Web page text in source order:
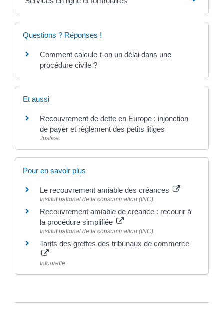
Questions ? Réponses !
Comment calcule-t-on un délai dans une
procédure civile ?
Et aussi
Recouvrement de dette en Europe : injonction
de payer et règlement des petits litiges
Justice
Pour en savoir plus
Le recouvrement amiable des créances
Institut national de la consommation (INC)
Recouvrement amiable de créance : recourir à
la procédure simplifiée
Institut national de la consommation (INC)
Tarifs des greffes des tribunaux de commerce
Infogreffe